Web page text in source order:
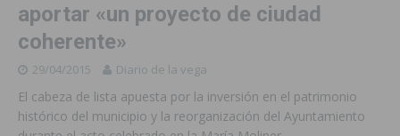
aportar «un proyecto de ciudad
coherente»
29/04/2015 Diario de la vega
El cabeza de lista apuesta por la inversión en el patrimonio
histórico del municipio y la reorganización del Ayuntamiento